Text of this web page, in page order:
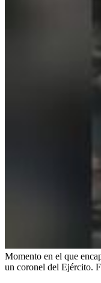
Momento en el que
un coronel del Ejército.